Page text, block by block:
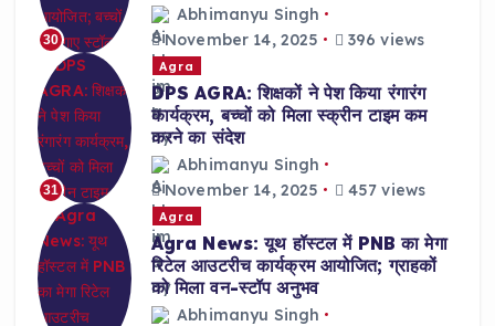
30
Abhimanyu Singh
November 14, 2025
396 views
31
Agra
DPS AGRA: शिक्षकों ने पेश किया रंगारंग
कार्यक्रम, बच्चों को मिला स्क्रीन टाइम कम
करने का संदेश
Abhimanyu Singh
November 14, 2025
457 views
Agra
Agra News: यूथ हॉस्टल में PNB का मेगा
रिटेल आउटरीच कार्यक्रम आयोजित; ग्राहकों
को मिला वन-स्टॉप अनुभव
Abhimanyu Singh